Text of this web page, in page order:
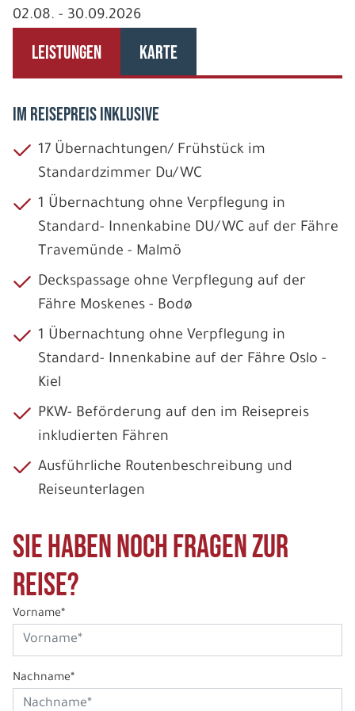
02.08. - 30.09.2026
LEISTUNGEN KARTE
IM REISEPREIS INKLUSIVE
17 Übernachtungen/ Frühstück im
Standardzimmer Du/WC
1 Übernachtung ohne Verpflegung in
Standard- Innenkabine DU/WC auf der Fähre
Travemünde - Malmö
Deckspassage ohne Verpflegung auf der
Fähre Moskenes - Bodø
1 Übernachtung ohne Verpflegung in
Standard- Innenkabine auf der Fähre Oslo -
Kiel
PKW- Beförderung auf den im Reisepreis
inkludierten Fähren
Ausführliche Routenbeschreibung und
Reiseunterlagen
Sie haben noch Fragen zur
Reise?
Vorname*
Nachname*